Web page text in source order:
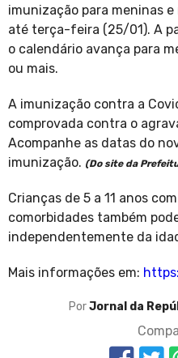
imunização para meninas e
até terça-feira (25/01). A
o calendário avança para
ou mais.
A imunização contra a
comprovada contra o
Acompanhe as datas do
imunização. (Do site da
Crianças de 5 a 11 anos
comorbidades também
independentemente da
Mais informações em:
PorJornal da